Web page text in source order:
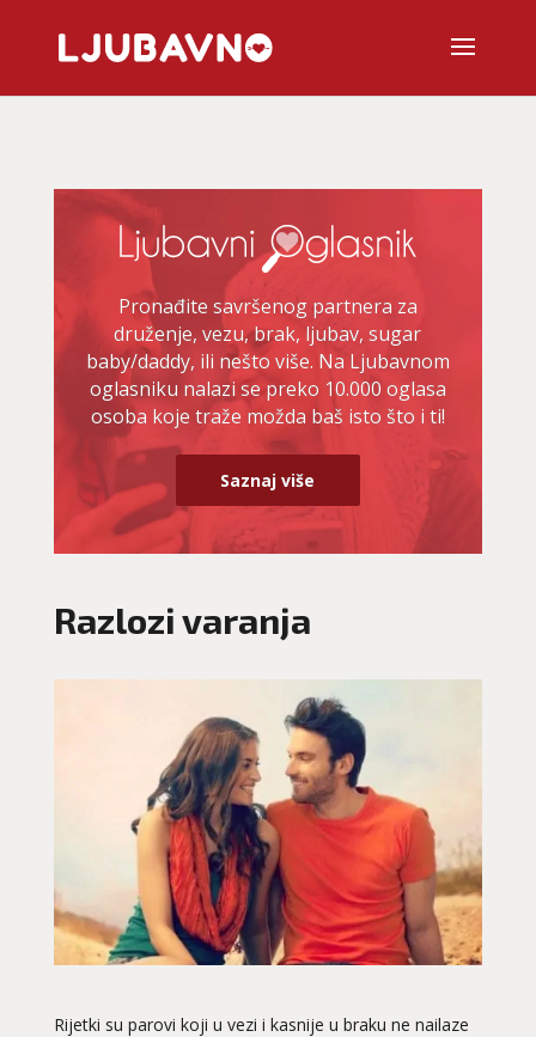
Pronađite savršenog partnera za
druženje, vezu, brak, ljubav, sugar
baby/daddy, ili nešto više. Na Ljubavnom
oglasniku nalazi se preko 10.000 oglasa
osoba koje traže možda baš isto što i ti!
Saznaj više
Razlozi varanja
Rijetki su parovi koji u vezi i kasnije u braku ne nailaze